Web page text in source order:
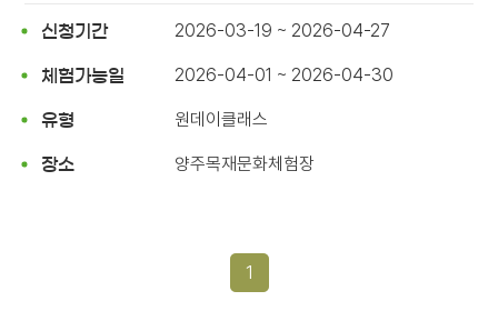
신청기간 2026-03-19 ~ 2026-04-27
체험가능일 2026-04-01 ~ 2026-04-30
유형 원데이클래스
장소 양주목재문화체험장
1